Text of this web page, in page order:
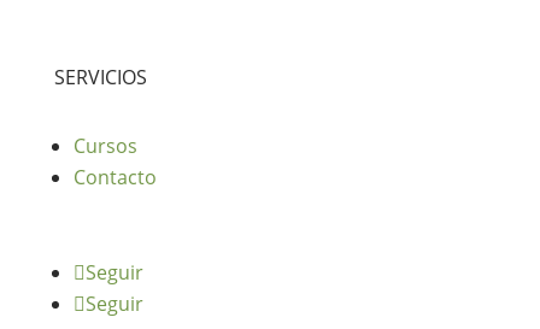
SERVICIOS
Cursos
Contacto
Seguir
Seguir